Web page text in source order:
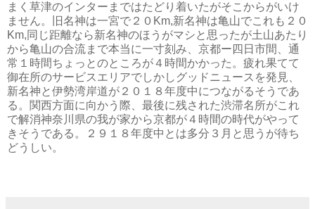
まく草津のインターまではたどり着いたがそこからがいけ
ません。旧名神は一宮で２０Km,新名神は亀山でこれも２０
Km,同じ距離なら新名神のほうがマシと思ったが土山あたり
から亀山の合流まで本当に一寸刻み、京都ー四日市間、通
常１時間ちょっとのところが４時間かかった。疲れ果てて
御在所のサービスエリアでしかしグッドニュースを発見、
新名神と伊勢湾岸道が２０１８年度中につながるそうであ
る。関西方面に向かう際、最後に残された渋滞名所がこれ
で解消神奈川県の我が家から京都が４時間の時代がやって
きそうである。２９１８年度中とは多分３月と思うが待ち
どうしい。